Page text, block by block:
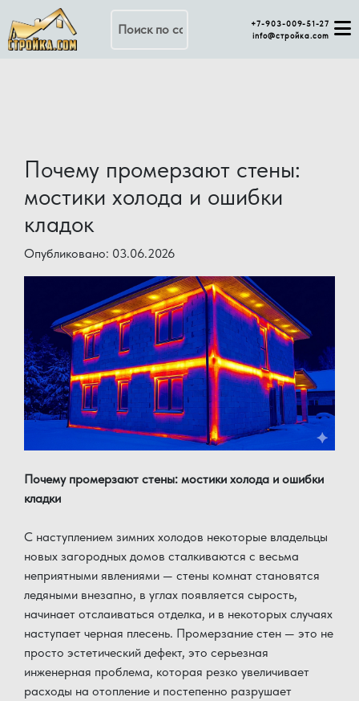
+7-903-009-51-27
info@стройка.com
Почему промерзают стены:
мостики холода и ошибки
кладок
Опубликовано: 03.06.2026
Почему промерзают стены: мостики холода и ошибки
кладки
С наступлением зимних холодов некоторые владельцы
новых загородных домов сталкиваются с весьма
неприятными явлениями — стены комнат становятся
ледяными внезапно, в углах появляется сырость,
начинает отслаиваться отделка, и в некоторых случаях
наступает черная плесень. Промерзание стен — это не
просто эстетический дефект, это серьезная
инженерная проблема, которая резко увеличивает
расходы на отопление и постепенно разрушает